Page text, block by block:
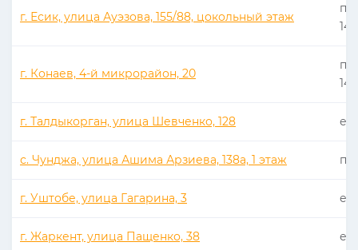
г. Есик, улица Ауэзова, 155/88, цокольный этаж
пн
г. Конаев, 4-й микрорайон, 20
пн
г. Талдыкорган, улица Шевченко, 128
с. Чунджа, улица Ашима Арзиева, 138а, 1 этаж пн
г. Уштобе, улица Гагарина, 3
г. Жаркент, улица Пащенко, 38